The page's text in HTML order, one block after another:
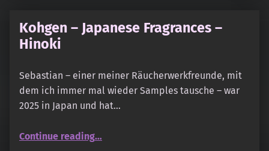
Kohgen – Japanese Fragrances –
Hinoki
Sebastian – einer meiner Räucherwerkfreunde, mit
dem ich immer mal wieder Samples tausche – war
2025 in Japan und hat…
Continue reading“Kohgen – Japanese Fragrances – Hinoki”
…